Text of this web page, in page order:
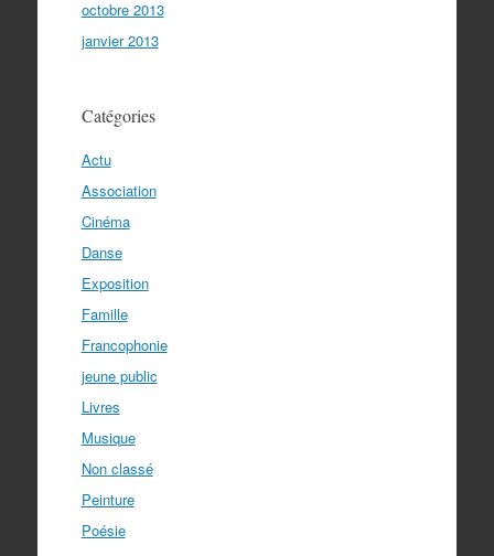
octobre 2013
janvier 2013
Catégories
Actu
Association
Cinéma
Danse
Exposition
Famille
Francophonie
jeune public
Livres
Musique
Non classé
Peinture
Poésie